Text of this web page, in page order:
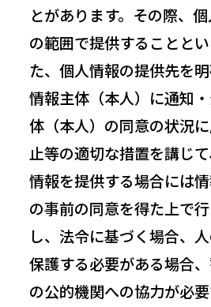
とがあります。その際、
の範囲で提供することと
た、個人情報の提供先を明
情報主体（本人）に通知
体（本人）の同意の状況
止等の適切な措置を講じ
情報を提供する場合には情
の事前の同意を得た上で
し、法令に基づく場合、
保護する必要がある場合
の公的機関への協力が必